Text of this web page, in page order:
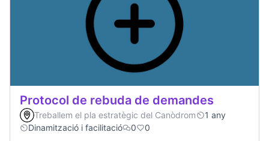
Protocol de rebuda de demandes
Treballem el pla estratègic del Canòdrom
1 any
Dinamització i facilitació
0 0